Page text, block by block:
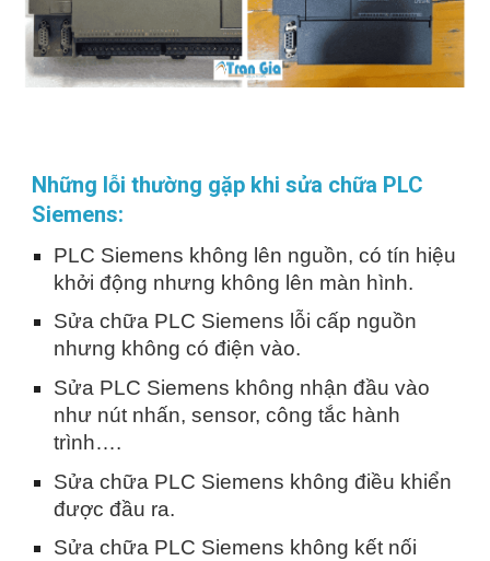
Những lỗi thường gặp khi sửa chữa PLC
Siemens:
PLC Siemens không lên nguồn, có tín hiệu
khởi động nhưng không lên màn hình.
Sửa chữa PLC Siemens lỗi cấp nguồn
nhưng không có điện vào.
Sửa PLC Siemens không nhận đầu vào
như nút nhấn, sensor, công tắc hành
trình….
Sửa chữa PLC Siemens không điều khiển
được đầu ra.
Sửa chữa PLC Siemens không kết nối